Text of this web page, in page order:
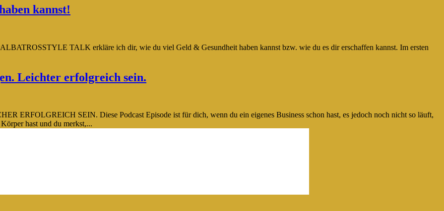
kannst!
TALK erkläre ich dir, wie du viel Geld & Gesundheit haben kannst bzw. wie du es dir erschaffen kannst. Im ersten
Leichter erfolgreich sein.
SEIN. Diese Podcast Episode ist für dich, wenn du ein eigenes Business schon hast, es jedoch noch nicht so läuft,
hast und du merkst,...